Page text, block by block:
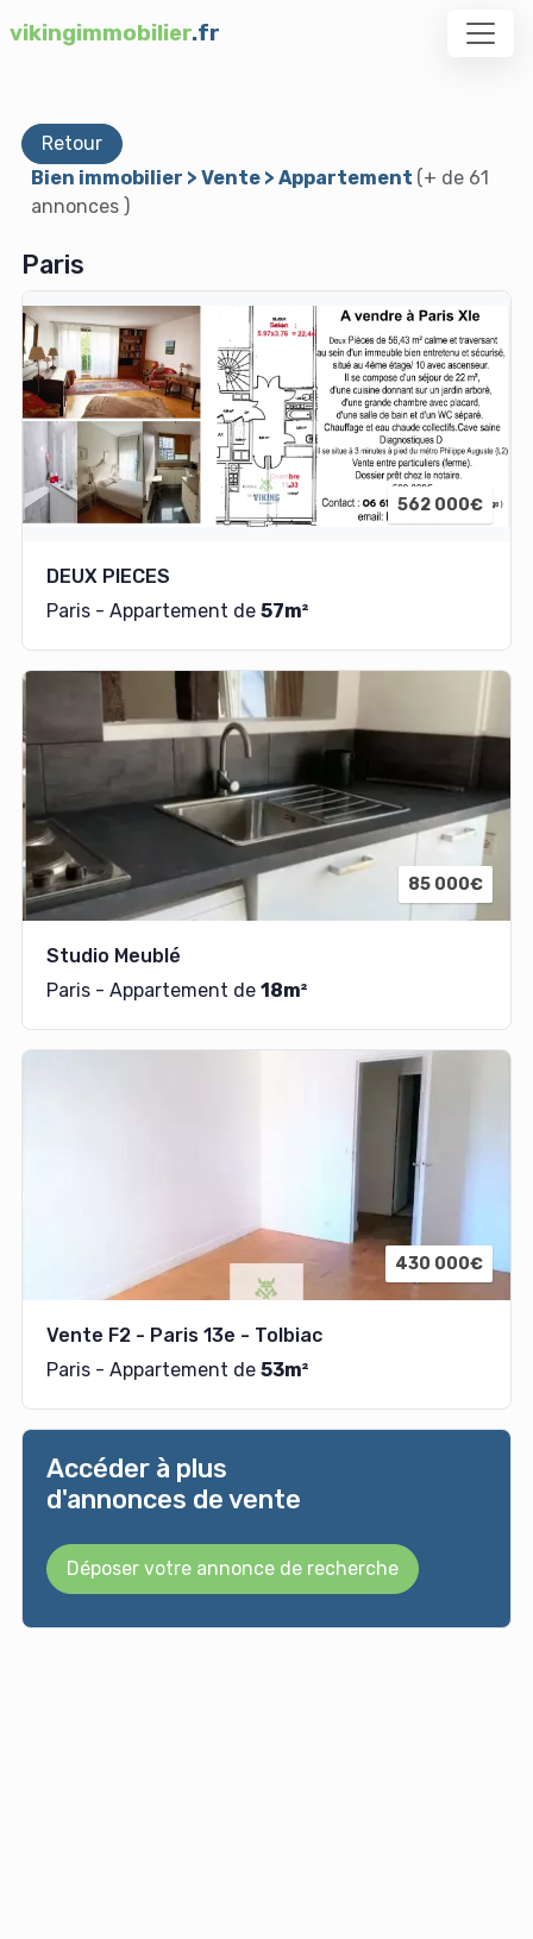
vikingimmobilier.fr
Retour
Bien immobilier > Vente > Appartement (+ de 61
annonces )
Paris
562 000€
DEUX PIECES
Paris - Appartement de 57m²
85 000€
Studio Meublé
Paris - Appartement de 18m²
430 000€
Vente F2 - Paris 13e - Tolbiac
Paris - Appartement de 53m²
Accéder à plus
d'annonces de vente
Déposer votre annonce de recherche